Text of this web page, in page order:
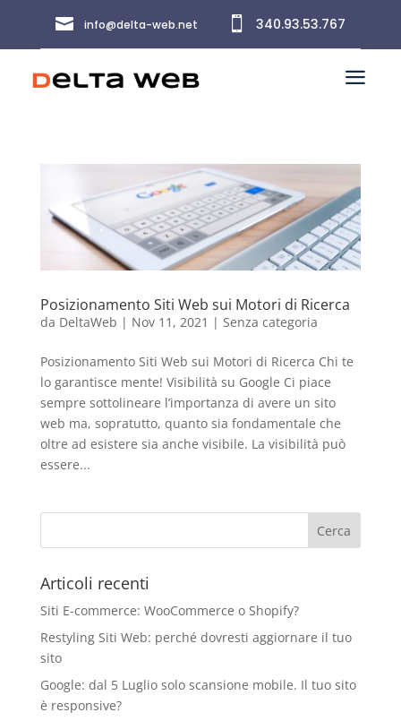
a
 info@delta-web.net  340.93.53.767
Posizionamento Siti Web sui Motori di Ricerca
da DeltaWeb | Nov 11, 2021 | Senza categoria
Posizionamento Siti Web sui Motori di Ricerca Chi te
lo garantisce mente! Visibilità su Google Ci piace
sempre sottolineare l’importanza di avere un sito
web ma, sopratutto, quanto sia fondamentale che
oltre ad esistere sia anche visibile. La visibilità può
essere...
Articoli recenti
Siti E-commerce: WooCommerce o Shopify?
Restyling Siti Web: perché dovresti aggiornare il tuo
sito
Google: dal 5 Luglio solo scansione mobile. Il tuo sito
è responsive?